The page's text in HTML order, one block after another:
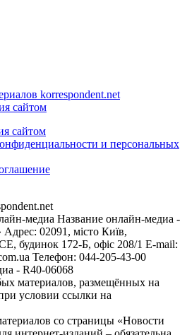
korrespondent.net
сайтом
сайтом
и персональных
медиа Название онлайн-медиа -
02091, місто Київ,
172-Б, офіс 208/1 E-mail:
Телефон: 044-205-43-00
- R40-06068
материалов, размещённых на
условии ссылки на
со страницы «Новости